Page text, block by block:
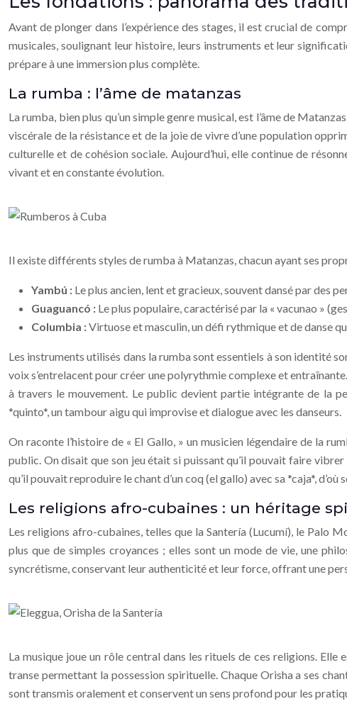
Avant de plonger dans l’expérience des stages, il est crucial de
musicales, soulignant leur histoire, leurs instruments et leur
prépare à une immersion plus complète.
La rumba : l’âme de matanzas
La rumba, bien plus qu’un simple genre musical, est l’âme de
viscérale de la résistance et de la joie de vivre d’une population
culturelle et de cohésion sociale. Aujourd’hui, elle continue de
vivant et en constante évolution.
Il existe différents styles de rumba à Matanzas, chacun ayant ses
Yambú : Le plus ancien, lent et gracieux, souvent dansé par des
Guaguancó : Le plus populaire, caractérisé par la « vacunao »
Columbia :Virtuose et masculin, un défi rythmique et de danse
Les instruments utilisés dans la rumba sont essentiels à son identité
voix s’entrelacent pour créer une polyrythmie complexe et
à travers le mouvement. Le public devient partie intégrante de la
*quinto*, un tambour aigu qui improvise et dialogue avec les danseurs.
On raconte l’histoire de « El Gallo, » un musicien légendaire de la
public. On disait que son jeu était si puissant qu’il pouvait faire
qu’il pouvait reproduire le chant d’un coq (el gallo) avec sa *caja*, d’où
Les religions afro-cubaines : un héritage
Les religions afro-cubaines, telles que la Santería (Lucumí), le Palo
plus que de simples croyances ; elles sont un mode de vie, une
syncrétisme, conservant leur authenticité et leur force, offrant une
La musique joue un rôle central dans les rituels de ces religions.
transe permettant la possession spirituelle. Chaque Orisha a ses
sont transmis oralement et conservent un sens profond pour les